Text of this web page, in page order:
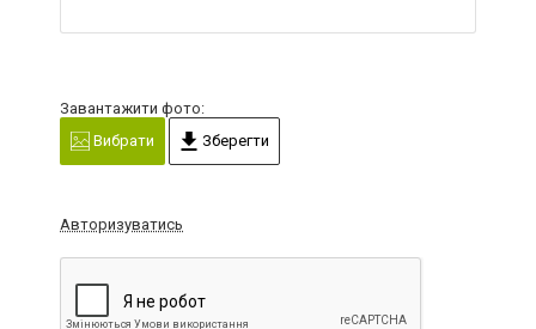
Завантажити фото:
Вибрати
Зберегти
Авторизуватись